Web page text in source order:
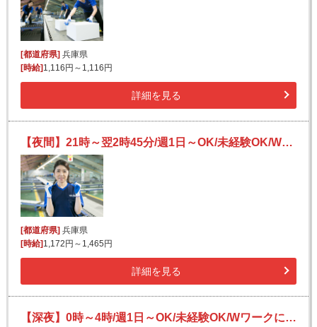
[都道府県]兵庫県
[時給]1,116円～1,116円
詳細を見る
【夜間】21時～翌2時45分/週1日～OK/未経験OK/Wワークにも/宅配便の仕分け
[都道府県]兵庫県
[時給]1,172円～1,465円
詳細を見る
【深夜】0時～4時/週1日～OK/未経験OK/Wワークにも/宅配便の仕分け